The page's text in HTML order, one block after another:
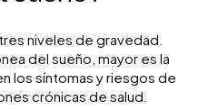
niveles de gravedad.
del sueño, mayor es la
los síntomas y riesgos de
crónicas de salud.